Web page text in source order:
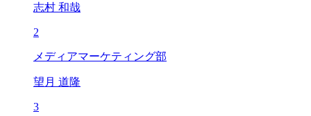
志村 和哉
2
メディアマーケティング部
望月 道隆
3